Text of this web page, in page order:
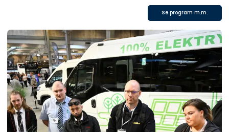
Se program m.m.